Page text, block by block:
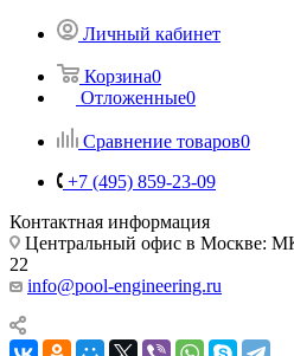
Личный кабинет
Корзина0
Отложенные0
Сравнение товаров0
+7 (495) 859-23-09
Контактная информация
Центральный офис в Москве:
22
info@pool-engineering.ru